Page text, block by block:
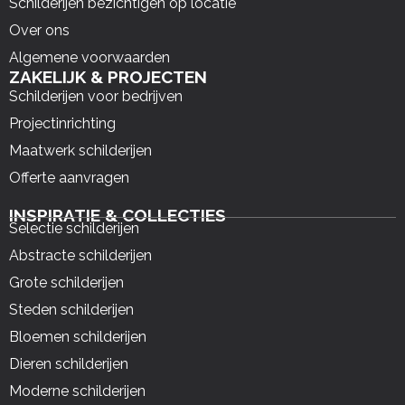
Over ons
Algemene voorwaarden
ZAKELIJK & PROJECTEN
Schilderijen voor bedrijven
Projectinrichting
Maatwerk schilderijen
Offerte aanvragen
INSPIRATIE & COLLECTIES
Selectie schilderijen
Abstracte schilderijen
Grote schilderijen
Steden schilderijen
Bloemen schilderijen
Dieren schilderijen
Moderne schilderijen